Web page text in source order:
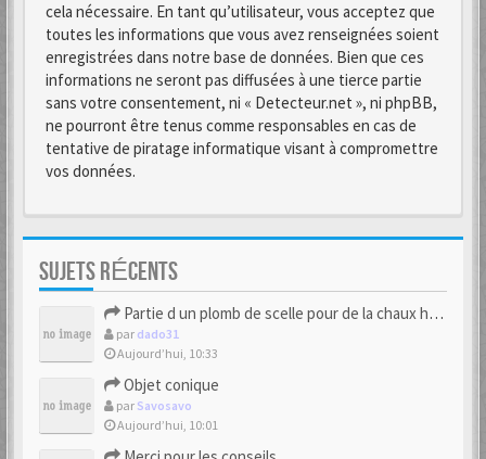
cela nécessaire. En tant qu’utilisateur, vous acceptez que
toutes les informations que vous avez renseignées soient
enregistrées dans notre base de données. Bien que ces
informations ne seront pas diffusées à une tierce partie
sans votre consentement, ni « Detecteur.net », ni phpBB,
ne pourront être tenus comme responsables en cas de
tentative de piratage informatique visant à compromettre
vos données.
SUJETS RÉCENTS
Partie d un plomb de scelle pour de la chaux hydraulique
par dado31
Aujourd’hui, 10:33
Objet conique
par Savosavo
Aujourd’hui, 10:01